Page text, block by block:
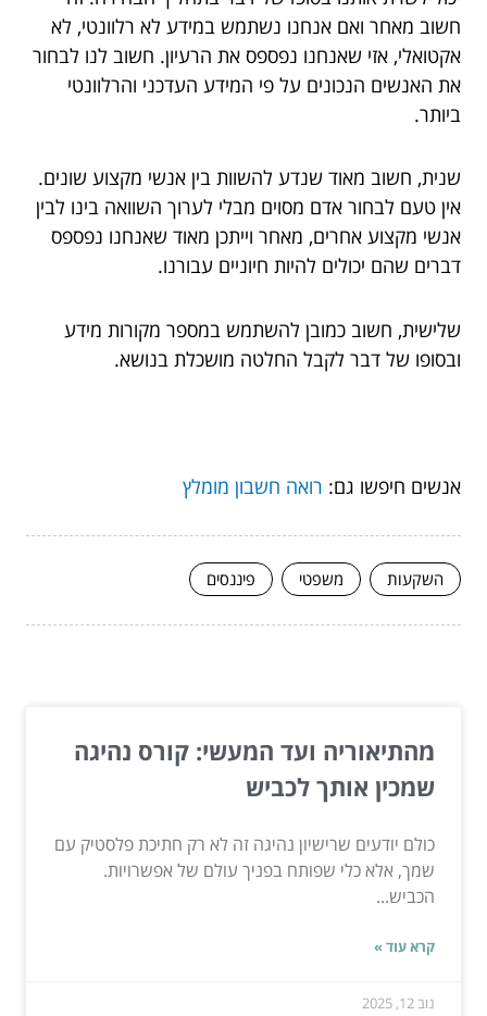
חשוב מאחר ואם אנחנו נשתמש במידע לא רלוונטי, לא
אקטואלי, אזי שאנחנו נפספס את הרעיון. חשוב לנו לבחור
את האנשים הנכונים על פי המידע העדכני והרלוונטי
ביותר.
שנית, חשוב מאוד שנדע להשוות בין אנשי מקצוע שונים.
אין טעם לבחור אדם מסוים מבלי לערוך השוואה בינו לבין
אנשי מקצוע אחרים, מאחר וייתכן מאוד שאנחנו נפספס
דברים שהם יכולים להיות חיוניים עבורנו.
שלישית, חשוב כמובן להשתמש במספר מקורות מידע
ובסופו של דבר לקבל החלטה מושכלת בנושא.
אנשים חיפשו גם: רואה חשבון מומלץ
השקעות משפטי פיננסים
מהתיאוריה ועד המעשי: קורס נהיגה
שמכין אותך לכביש
כולם יודעים שרישיון נהיגה זה לא רק חתיכת פלסטיק עם
שמך, אלא כלי שפותח בפניך עולם של אפשרויות.
הכביש...
קרא עוד »
נוב 12, 2025